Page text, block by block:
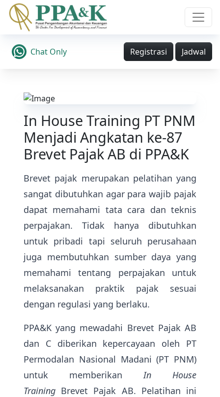
Chat Only Registrasi Jadwal
In House Training PT PNM
Menjadi Angkatan ke-87
Brevet Pajak AB di PPA&K
Brevet pajak merupakan pelatihan yang
sangat dibutuhkan agar para wajib pajak
dapat memahami tata cara dan teknis
perpajakan. Tidak hanya dibutuhkan
untuk pribadi tapi seluruh perusahaan
juga membutuhkan sumber daya yang
memahami tentang perpajakan untuk
melaksanakan praktik pajak sesuai
dengan regulasi yang berlaku.
PPA&K yang mewadahi Brevet Pajak AB
dan C diberikan kepercayaan oleh PT
Permodalan Nasional Madani (PT PNM)
untuk memberikanIn House
Training Brevet Pajak AB. Pelatihan ini